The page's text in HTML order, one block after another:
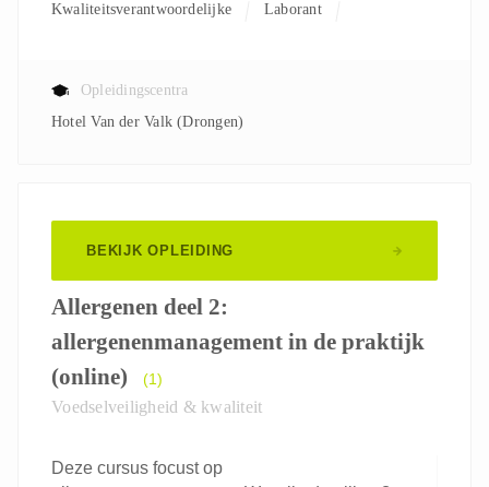
Kwaliteitsverantwoordelijke Laborant
Opleidingscentra
Hotel Van der Valk (Drongen)
BEKIJK OPLEIDING
Allergenen deel 2:
allergenenmanagement in de praktijk
(online)
(1)
Voedselveiligheid & kwaliteit
Deze cursus focust op